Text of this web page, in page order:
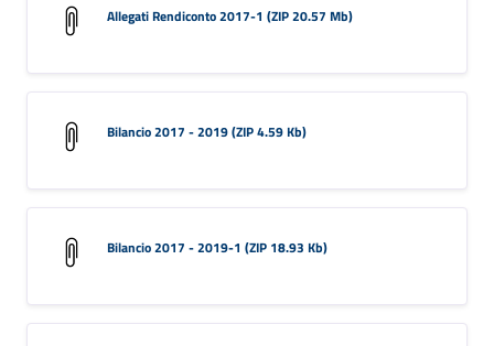
Allegati Rendiconto 2017-1 (ZIP 20.57 Mb)
Bilancio 2017 - 2019 (ZIP 4.59 Kb)
Bilancio 2017 - 2019-1 (ZIP 18.93 Kb)